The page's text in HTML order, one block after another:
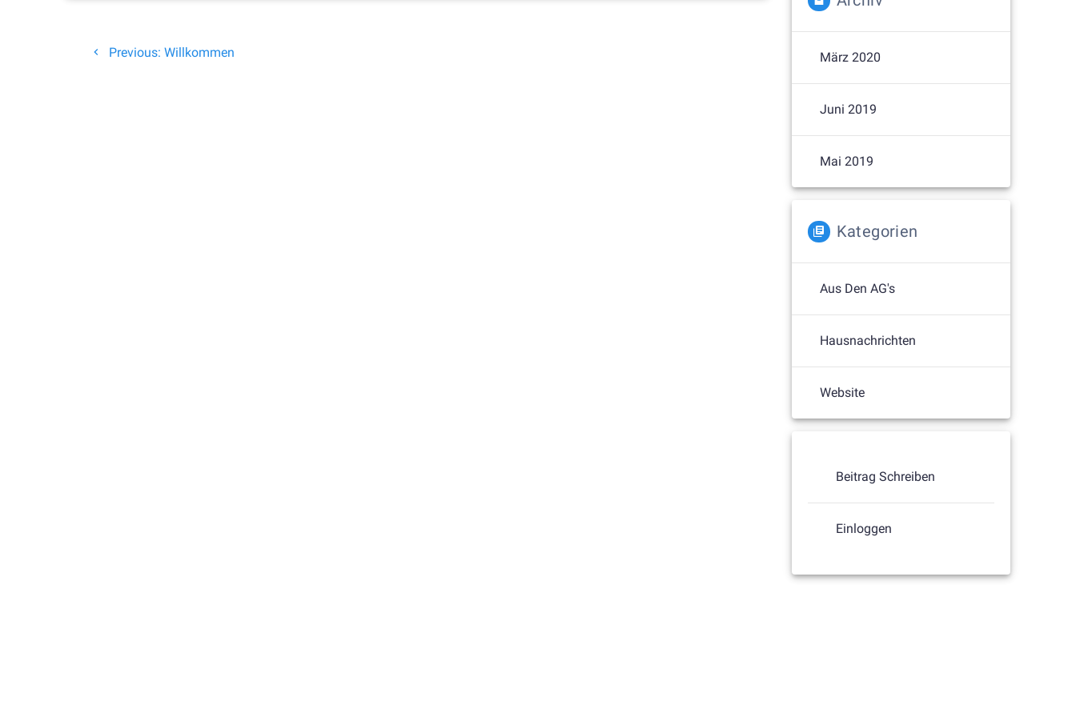
Beitragsnavigation
Previous: Previous
Willkommen März 2020
Juni 2019
Mai 2019
Kategorien
Aus Den AG's
Hausnachrichten
Website
Beitrag Schreiben
Einloggen